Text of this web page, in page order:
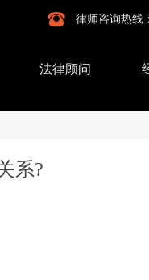
뀰 律师咨询热线：
法律顾问
系?